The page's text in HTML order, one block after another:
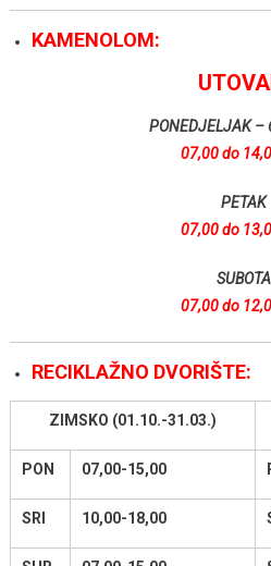
KAMENOLOM:
PONEDJELJAK –
07,00 do
PETAK
07,00 do
SUBOTA
07,00 do
RECIKLAŽNO DVORIŠTE:
ZIMSKO (01.10.-31.03.)
PON 07,00-15,00
SRI 10,00-18,00